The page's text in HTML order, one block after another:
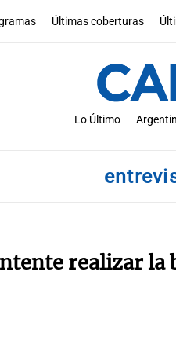
Últimas coberturas
Lo Último
realizar la